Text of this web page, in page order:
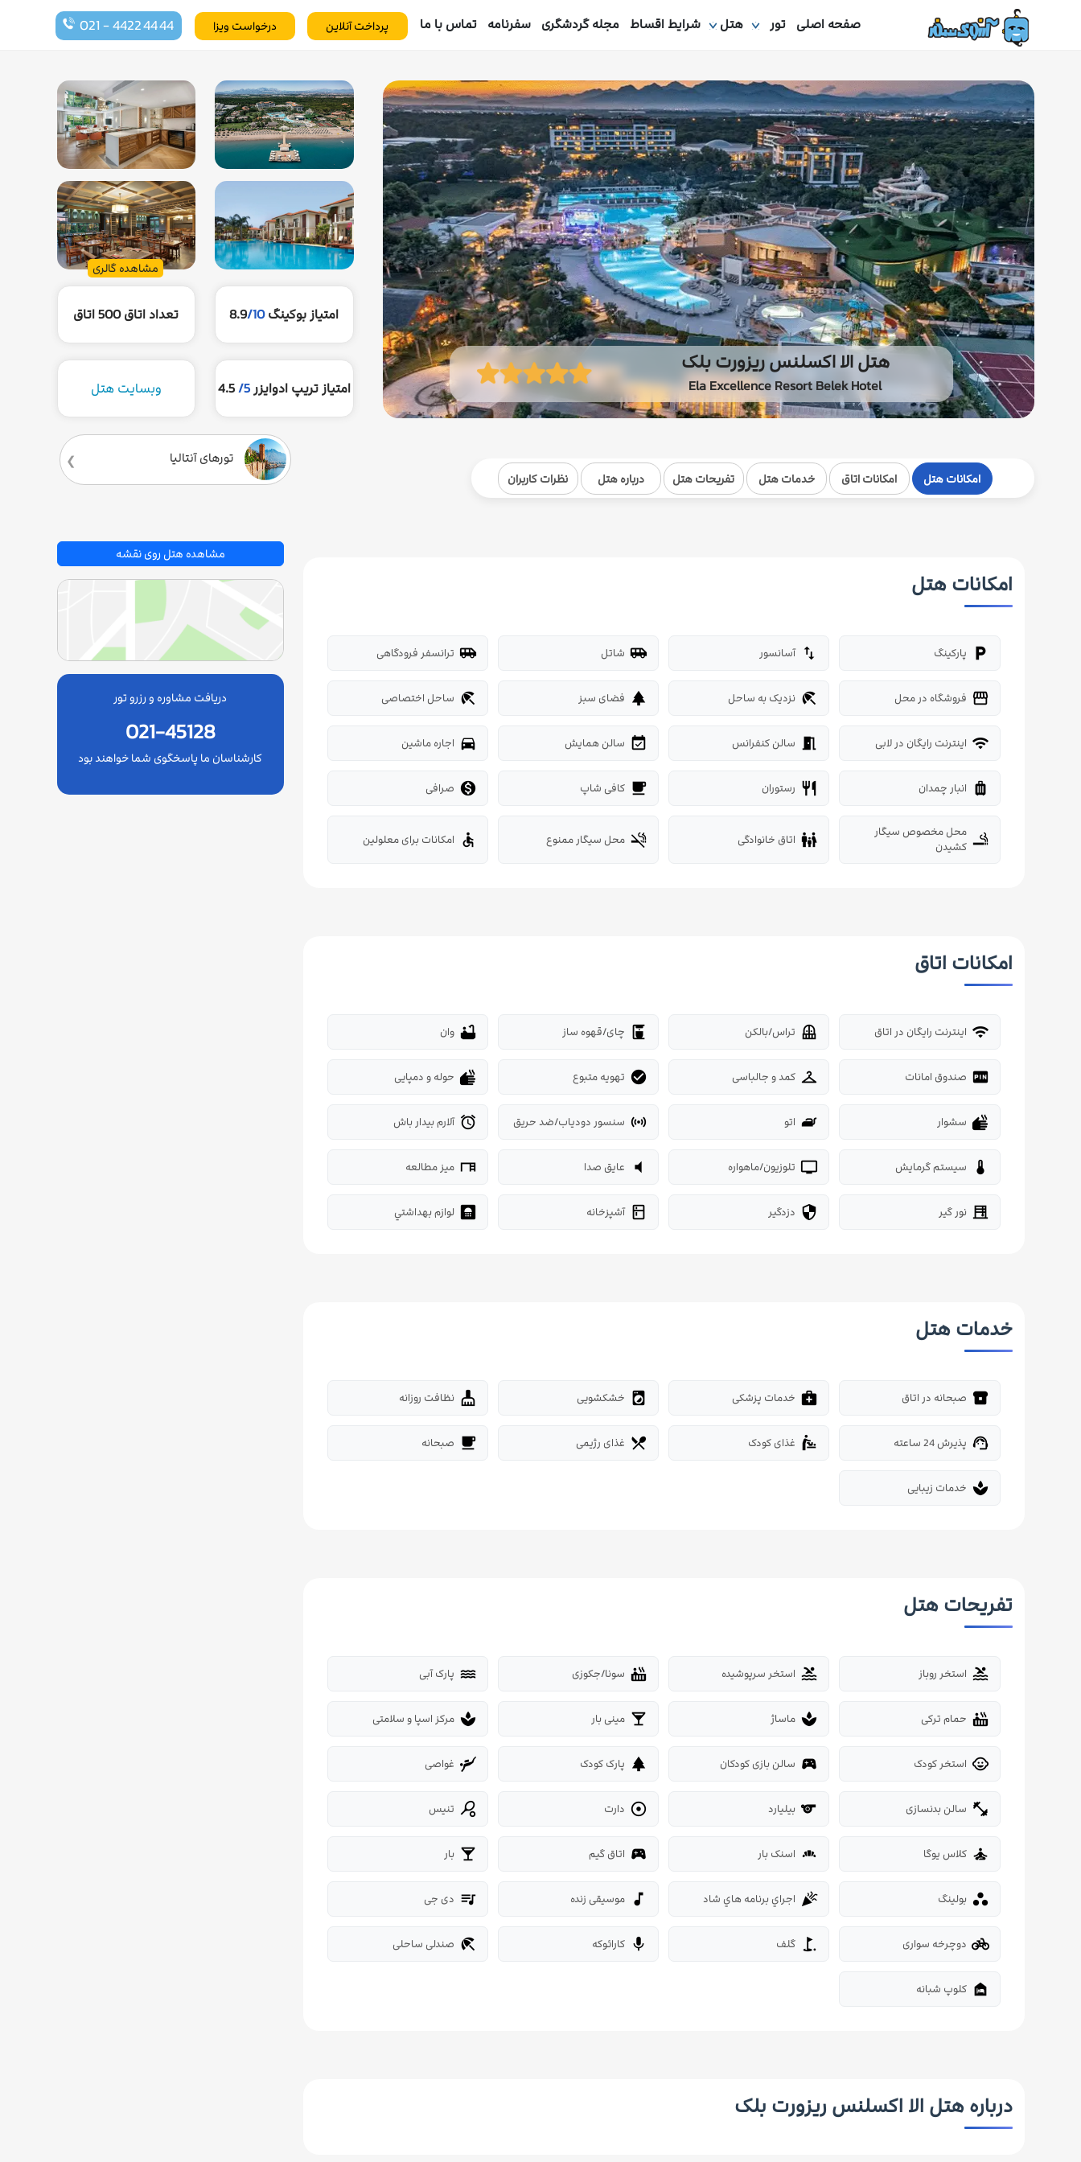
صفحه اصلی تور هتل شرایط اقساط مجله گردشگری سفرنامه تماس با ما درخواست ویزا 021 - 4422 44 44 پرداخت آنلاین
هتل الا اکسلنس ریزورت بلک
Ela Excellence Resort Belek Hotel
مشاهده گالری
امتیاز بوکینگ 8.9/10 تعداد اتاق500 اتاق
امتیاز تریپ ادوایزر5/
4.5 وبسایت هتل
تورهای آنتالیا
امکانات هتل امکانات اتاق خدمات هتل تفریحات هتل درباره هتل نظرات کاربران
امکانات هتل
local_parking پارکینگ import_export آسانسور airport_shuttle شاتل airport_shuttle ترانسفر فرودگاهی
storefront فروشگاه در محل beach_access نزدیک به ساحل park فضای سبز beach_access ساحل اختصاصی
wifi اینترنت رایگان در لابی meeting_room سالن کنفرانس event_available سالن همایش directions_car اجاره ماشین
luggage انبار چمدان restaurant رستوران local_cafe کافی شاپ  صرافی
smoking_rooms محل مخصوص سیگار
کشیدن
family_restroom اتاق خانوادگی smoke_free محل سیگار ممنوع accessible امکانات برای معلولین
امکانات اتاق
wifi اینترنت رایگان در اتاق balcony تراس/بالکن coffee_maker چای/قهوه ساز bathtub وان
fiber_pin صندوق امانات checkroom کمد و جالباسی check_circle تهویه متبوع dry حوله و دمپایی
dry سشوار iron اتو sensors سنسور دودیاب/ضد حریق alarm آلارم بیدار باش
thermostat سیستم گرمایش tv تلوزیون/ماهواره volume_mute عایق صدا desk میز مطالعه
blinds نور گیر security دزدگیر kitchen آشپزخانه bathroom لوازم بهداشتي
خدمات هتل
breakfast_dining صبحانه در اتاق medical_services خدمات پزشکی local_laundry_service خشکشویی cleaning_services نظافت روزانه
support_agent پذیرش 24 ساعته baby_changing_station غذای کودک restaurant_menu غذای رژیمی free_breakfast صبحانه
spa خدمات زیبایی
تفریحات هتل
pool استخر روباز pool استخر سرپوشیده hot_tub سونا/جکوزی water پارک آبی
hot_tub حمام ترکی spa ماساژ local_bar مینی بار spa مرکز اسپا و سلامتی
child_care استخر کودک sports_esports سالن بازی کودکان park پارک کودک scuba_diving غواصی
fitness_center سالن بدنسازی
sports_billiards بیلیارد  دارت sports_tennis تنیس
self_improvement کلاس یوگا bakery_dining اسنک بار sports_esports اتاق گیم local_bar بار
 بولینگ celebration اجراي برنامه هاي شاد music_note موسیقی زنده queue_music دی جی
pedal_bike دوچرخه سواری golf_course گلف mic کارائوکه beach_access صندلی ساحلی
night_shelter کلوپ شبانه
درباره هتل الا اکسلنس ریزورت بلک
مشاهده هتل روی نقشه
دریافت مشاوره و رزرو تور
021-45128
کارشناسان ما پاسخگوی شما خواهند بود